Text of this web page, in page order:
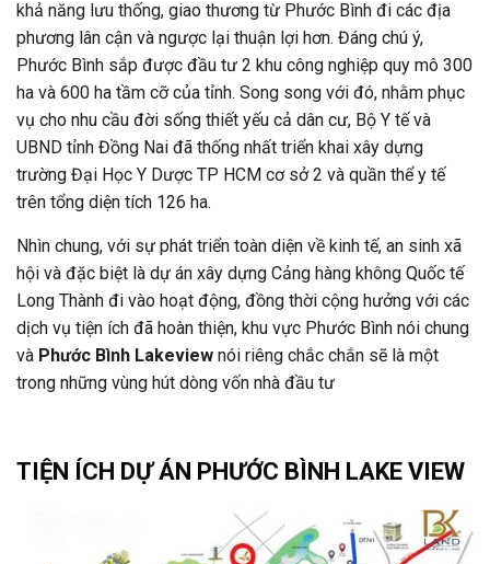
khả năng lưu thống, giao thương từ Phước Bình đi các địa
phương lân cận và ngược lại thuận lợi hơn. Đáng chú ý,
Phước Bình sắp được đầu tư 2 khu công nghiệp quy mô 300
ha và 600 ha tầm cỡ của tỉnh. Song song với đó, nhằm phục
vụ cho nhu cầu đời sống thiết yếu cả dân cư, Bộ Y tế và
UBND tỉnh Đồng Nai đã thống nhất triển khai xây dựng
trường Đại Học Y Dược TP HCM cơ sở 2 và quần thể y tế
trên tổng diện tích 126 ha.
Nhìn chung, với sự phát triển toàn diện về kinh tế, an sinh xã
hội và đặc biệt là dự án xây dựng Cảng hàng không Quốc tế
Long Thành đi vào hoạt động, đồng thời cộng hưởng với các
dịch vụ tiện ích đã hoàn thiện, khu vực Phước Bình nói chung
và Phước Bình Lakeview nói riêng chắc chắn sẽ là một
trong những vùng hút dòng vốn nhà đầu tư
TIỆN ÍCH DỰ ÁN PHƯỚC BÌNH LAKE VIEW